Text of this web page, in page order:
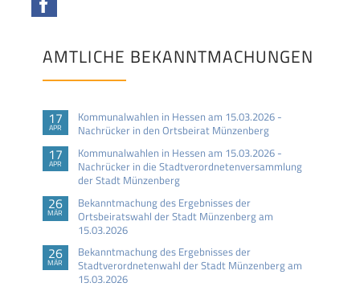
AMTLICHE BEKANNTMACHUNGEN
17
APR
Kommunalwahlen in Hessen am 15.03.2026 -
Nachrücker in den Ortsbeirat Münzenberg
17
APR
Kommunalwahlen in Hessen am 15.03.2026 -
Nachrücker in die Stadtverordnetenversammlung
der Stadt Münzenberg
26
MÄR
Bekanntmachung des Ergebnisses der
Ortsbeiratswahl der Stadt Münzenberg am
15.03.2026
26
MÄR
Bekanntmachung des Ergebnisses der
Stadtverordnetenwahl der Stadt Münzenberg am
15.03.2026